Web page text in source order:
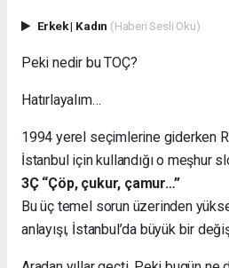
Erkek| Kadın (Haberi Sesli Oku)
Peki nedir bu TOÇ?
Hatırlayalım…
1994 yerel seçimlerine giderken
İstanbul için kullandığı o meşhur
3Ç “Çöp, çukur, çamur…”
Bu üç temel sorun üzerinden
anlayışı, İstanbul’da büyük bir